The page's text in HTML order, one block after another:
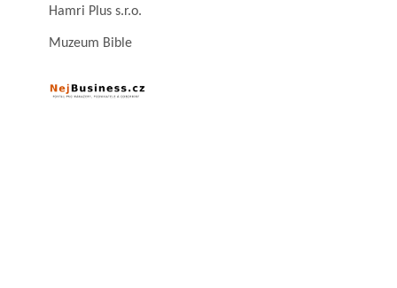
Hamri Plus s.r.o.
Muzeum Bible